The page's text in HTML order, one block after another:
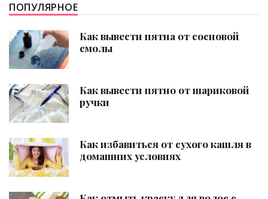
ПОПУЛЯРНОЕ
Как вывести пятна от сосновой
смолы
Как вывести пятно от шариковой
ручки
Как избавиться от сухого кашля в
домашних условиях